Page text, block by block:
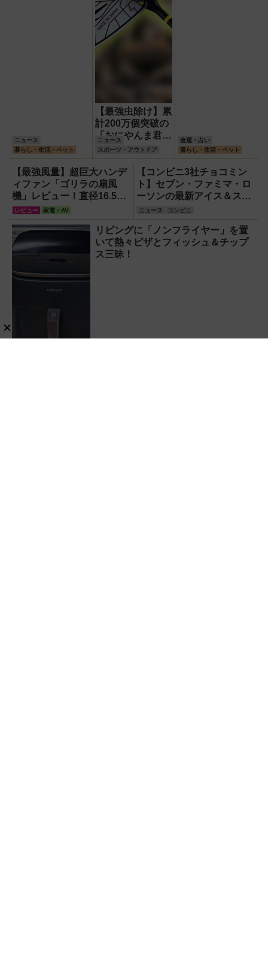
ニュース
暮らし・生活・ペット
【最強虫除け】累
計200万個突破の
「おにやんま君
®」に進化版『ス
ーパーおにやんま
君®』が登場！効
果や違い、ペッ
ト・子供への安心
理由を徹底解説
ニュース
スポーツ・アウトドア
金運・占い
暮らし・生活・ペット
【最強風量】超巨大ハンデ
ィファン「ゴリラの扇風
機」レビュー！直径16.5cm
の巨大ファンで想像以上の
涼しさを体感
レビュー 家電・AV
【コンビニ3社チョコミン
ト】セブン・ファミマ・ロ
ーソンの最新アイス＆スイ
ーツ【2026年5月】
ニュース コンビニ
リビングに「ノンフライヤー」を置
いて熱々ピザとフィッシュ＆チップ
ス三昧！